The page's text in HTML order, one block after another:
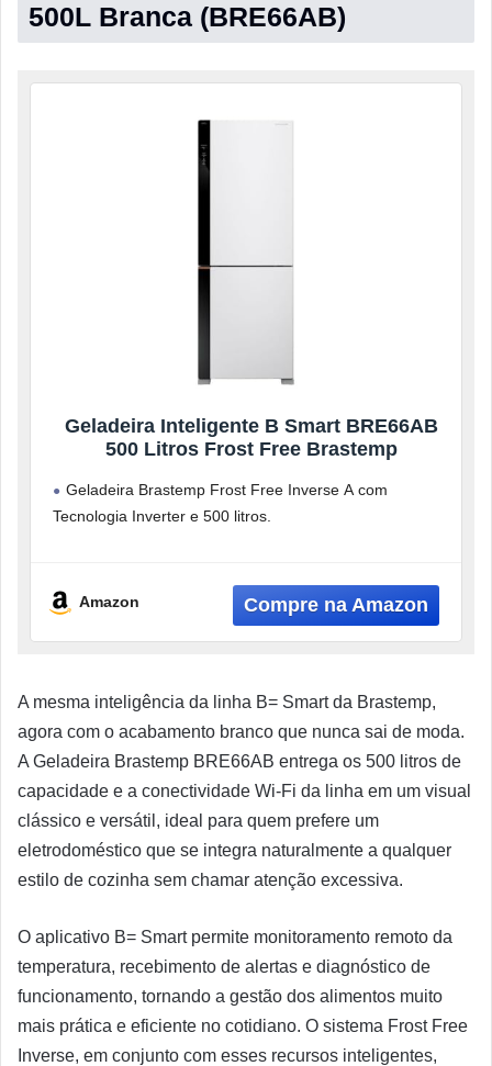
500L Branca (BRE66AB)
Geladeira Inteligente B Smart BRE66AB
500 Litros Frost Free Brastemp
Geladeira Brastemp Frost Free Inverse A com
Tecnologia Inverter e 500 litros.
Amazon
A mesma inteligência da linha B= Smart da Brastemp,
agora com o acabamento branco que nunca sai de moda.
A Geladeira Brastemp BRE66AB entrega os 500 litros de
capacidade e a conectividade Wi-Fi da linha em um visual
clássico e versátil, ideal para quem prefere um
eletrodoméstico que se integra naturalmente a qualquer
estilo de cozinha sem chamar atenção excessiva.
O aplicativo B= Smart permite monitoramento remoto da
temperatura, recebimento de alertas e diagnóstico de
funcionamento, tornando a gestão dos alimentos muito
mais prática e eficiente no cotidiano. O sistema Frost Free
Inverse, em conjunto com esses recursos inteligentes,